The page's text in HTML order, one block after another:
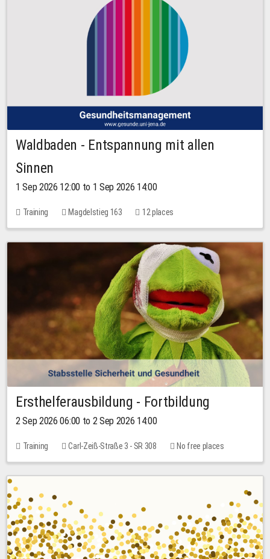
Waldbaden - Entspannung mit allen
Sinnen
1 Sep 2026 12:00 to 1 Sep 2026 14:00
Training Magdelstieg 163 12 places
Ersthelferausbildung - Fortbildung
2 Sep 2026 06:00 to 2 Sep 2026 14:00
Training Carl-Zeiß-Straße 3 - SR 308 No free places